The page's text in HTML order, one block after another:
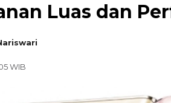
Luas dan
WIB